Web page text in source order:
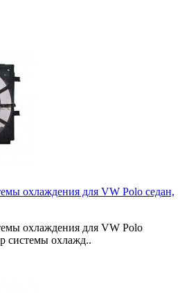
охлаждения для VW Polo седан,
охлаждения для VW Polo
системы охлажд..